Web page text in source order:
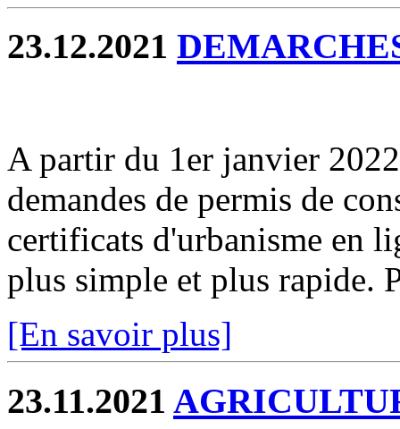
23.12.2021
A partir du 1er janvier
demandes de permis de
certificats d'urbanisme en
plus simple et plus rapide.
[En savoir plus]
23.11.2021